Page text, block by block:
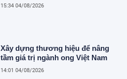
15:34 04/08/2026
Xây dựng thương hiệu để nâng
tầm giá trị ngành ong Việt Nam
14:01 04/08/2026